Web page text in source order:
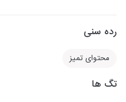
رده سنی
محتوای تمیز
تگ ها